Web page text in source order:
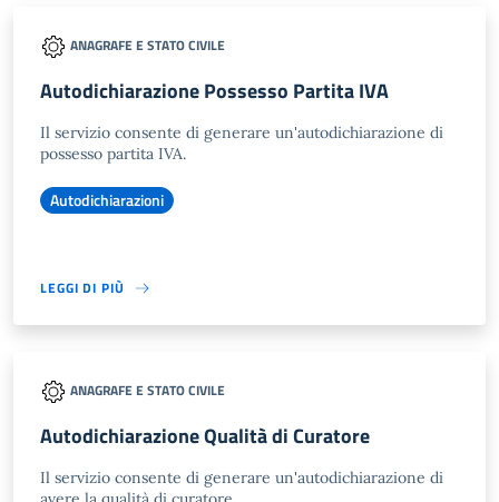
ANAGRAFE E STATO CIVILE
Autodichiarazione Possesso Partita IVA
Il servizio consente di generare un'autodichiarazione di
possesso partita IVA.
Autodichiarazioni
LEGGI DI PIÙ
ANAGRAFE E STATO CIVILE
Autodichiarazione Qualità di Curatore
Il servizio consente di generare un'autodichiarazione di